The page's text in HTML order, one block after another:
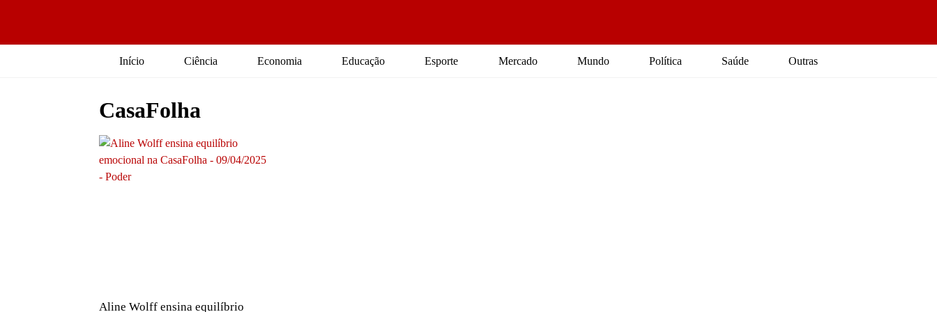
Início Ciência Economia Educação Esporte Mercado Mundo Política Saúde Outras
CasaFolha
Aline Wolff ensina equilíbrio